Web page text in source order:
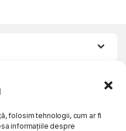
folosim tehnologii, cum ar fi
informațiile despre